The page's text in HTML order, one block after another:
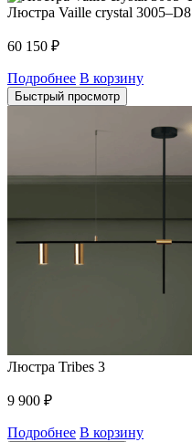
Люстра Vaille crystal 3005–D8
60 150 ₽
Подробнее В корзину
Быстрый просмотр
Люстра Tribes 3
9 900 ₽
Подробнее В корзину